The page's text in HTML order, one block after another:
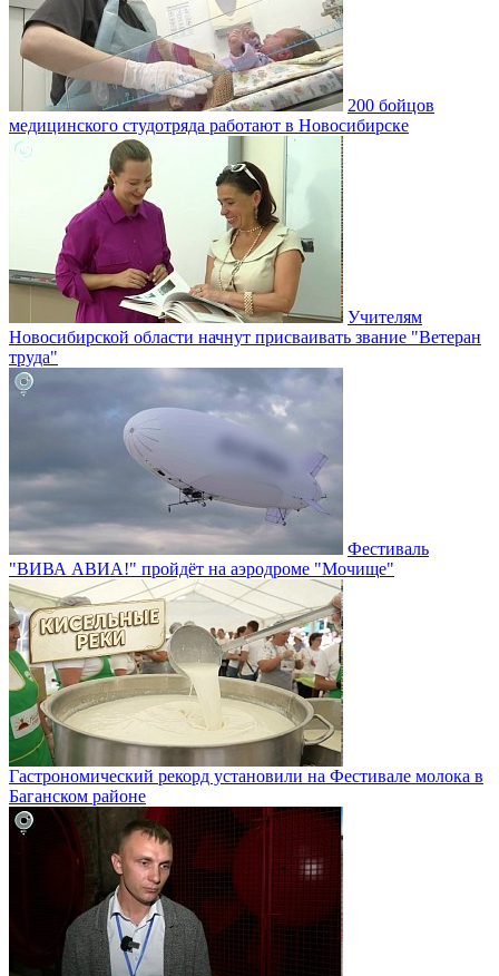
200 бойцов
медицинского студотряда работают в Новосибирске
Учителям
Новосибирской области начнут присваивать звание "Ветеран
труда"
Фестиваль
"ВИВА АВИА!" пройдёт на аэродроме "Мочище"
Гастрономический рекорд установили на Фестивале молока в
Баганском районе